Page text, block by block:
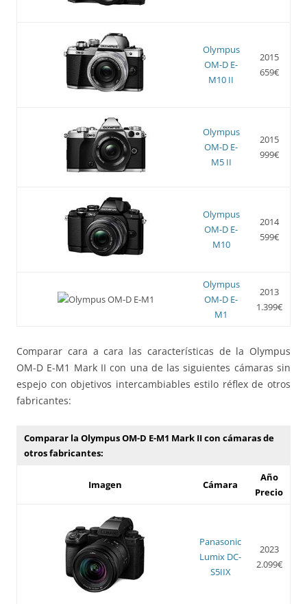
Olympus
OM-D E-
M10 II
2015
659€
Olympus
OM-D E-
M5 II
2015
999€
Olympus
OM-D E-
M10
2014
599€
Olympus
OM-D E-
M1
2013
1.399€
Comparar cara a cara las características de la Olympus
OM-D E-M1 Mark II con una de las siguientes cámaras sin
espejo con objetivos intercambiables estilo réflex de otros
fabricantes:
Comparar la Olympus OM-D E-M1 Mark II con cámaras de
otros fabricantes:
Imagen Cámara
Año
Precio
Panasonic
Lumix DC-
S5IIX
2023
2.099€